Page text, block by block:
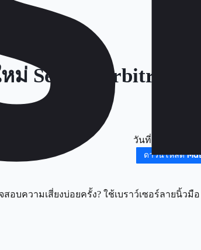
ม่ Search Arbitrage:
อย่า
วันที่ 2025-
ดาวน์โหลด
อบความเสี่ยงบ่อยครั้ง? ใช้เบราว์เซอร์ลายนิ้ว